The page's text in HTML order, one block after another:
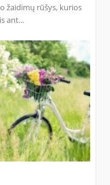
žaidimų rūšys, kurios
ant...